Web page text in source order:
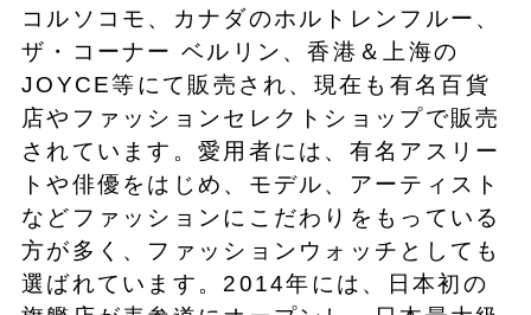
コルソコモ、カナダのホルトレンフルー、
ザ・コーナー ベルリン、香港＆上海の
JOYCE等にて販売され、現在も有名百貨
店やファッションセレクトショップで販売
されています。愛用者には、有名アスリー
トや俳優をはじめ、モデル、アーティスト
などファッションにこだわりをもっている
方が多く、ファッションウォッチとしても
選ばれています。2014年には、日本初の